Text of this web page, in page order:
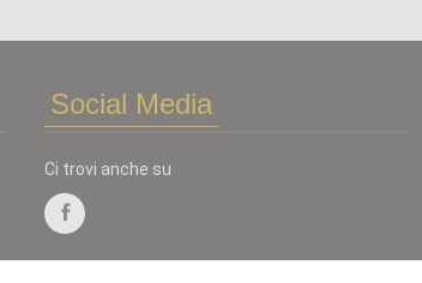
Social Media
Ci trovi anche su